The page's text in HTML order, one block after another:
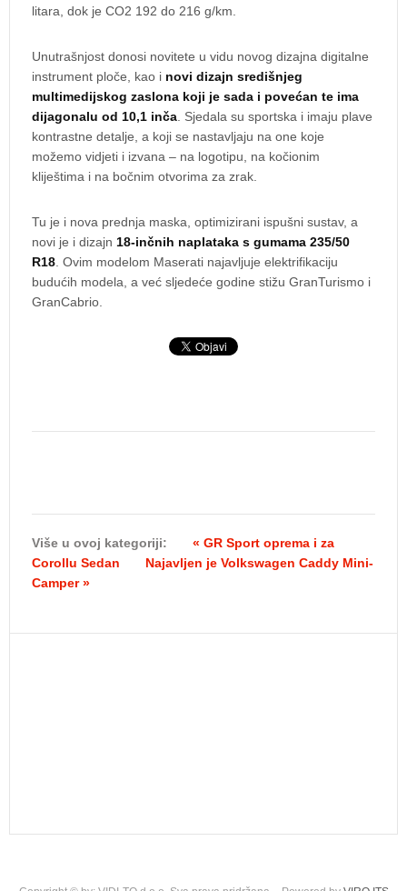
litara, dok je CO2 192 do 216 g/km.
Unutrašnjost donosi novitete u vidu novog dizajna digitalne
instrument ploče, kao i novi dizajn središnjeg
multimedijskog zaslona koji je sada i povećan te ima
dijagonalu od 10,1 inča. Sjedala su sportska i imaju plave
kontrastne detalje, a koji se nastavljaju na one koje
možemo vidjeti i izvana – na logotipu, na kočionim
kliještima i na bočnim otvorima za zrak.
Tu je i nova prednja maska, optimizirani ispušni sustav, a
novi je i dizajn 18-inčnih naplataka s gumama 235/50
R18. Ovim modelom Maserati najavljuje elektrifikaciju
budućih modela, a već sljedeće godine stižu GranTurismo i
GranCabrio.
Više u ovoj kategoriji:
« GR Sport oprema i za
Corollu Sedan
Najavljen je Volkswagen Caddy Mini-
Camper »